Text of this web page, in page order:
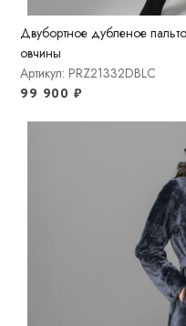
Двубортное дубленое
овчины
Артикул: PRZ21332DBLC
99 900 ₽